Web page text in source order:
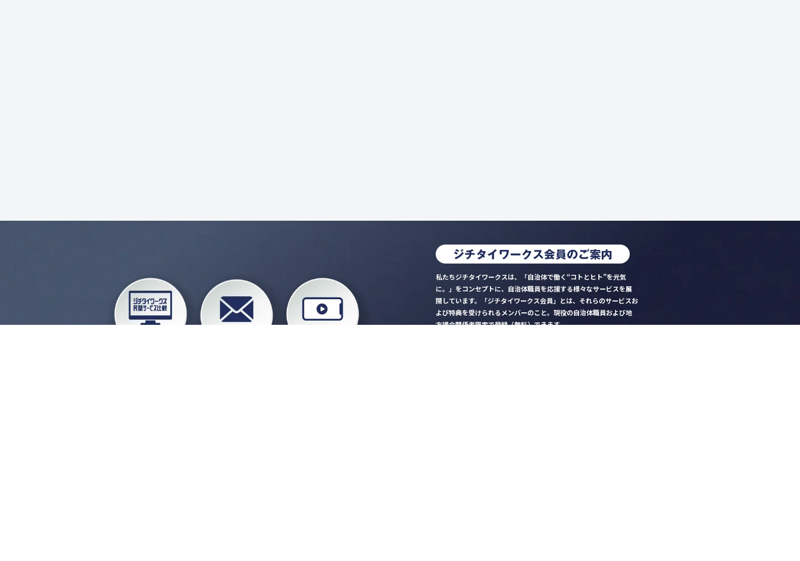
私たちジチタイワークスは、「自治体で働く“コトとヒト”を元気
に。」をコンセプトに、自治体職員を応援する様々なサービスを展
開しています。「ジチタイワークス会員」とは、それらのサービスお
よび特典を受けられるメンバーのこと。現役の自治体職員および地
方議会関係者限定で登録（無料）できます。